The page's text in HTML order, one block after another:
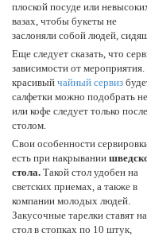
плоской посуде или
вазах, чтобы букеты не
заслоняли собой людей,
Еще следует сказать, что
зависимости от
красивый чайный сервиз
салфетки можно подобрать
или кофе следует только
столом.
Свои особенности
есть при накрывании
стола. Такой стол удобен на
светских приемах, а также в
компании молодых людей.
Закусочные тарелки ставят на
стол в стопках по 10 штук,